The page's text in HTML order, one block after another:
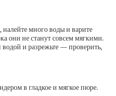
много воды и варите
они не станут совсем мягкими.
водой и разрежьте — проверить,
в гладкое и мягкое пюре.